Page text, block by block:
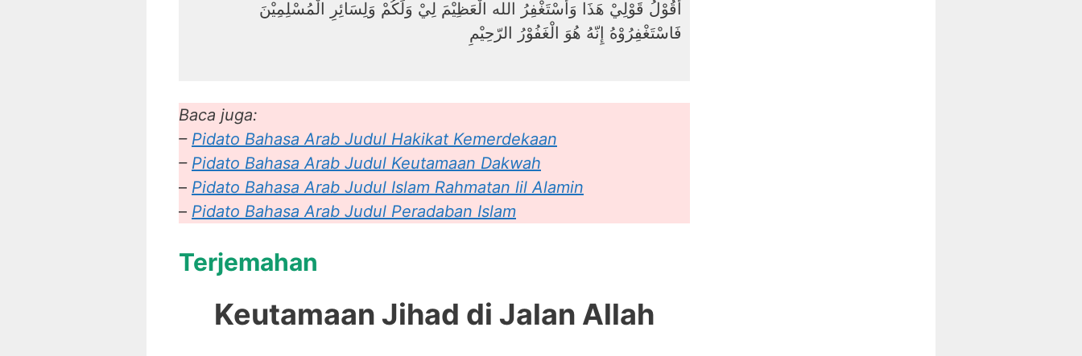
أَقُوْلُ قَوْلِيْ هَذَا وَأَسْتَغْفِرُ الله الْعَظِيْمَ لِيْ وَلَكُمْ وَلِسَائِرِ الْمُسْلِمِيْنَ
فَاسْتَغْفِرُوْهُ إِنّهُ هُوَ الْغَفُوْرُ الرّحِيْمِ
Baca juga:
– Pidato Bahasa Arab Judul Hakikat Kemerdekaan
– Pidato Bahasa Arab Judul Keutamaan Dakwah
– Pidato Bahasa Arab Judul Islam Rahmatan lil Alamin
– Pidato Bahasa Arab Judul Peradaban Islam
Terjemahan
Keutamaan Jihad di Jalan Allah